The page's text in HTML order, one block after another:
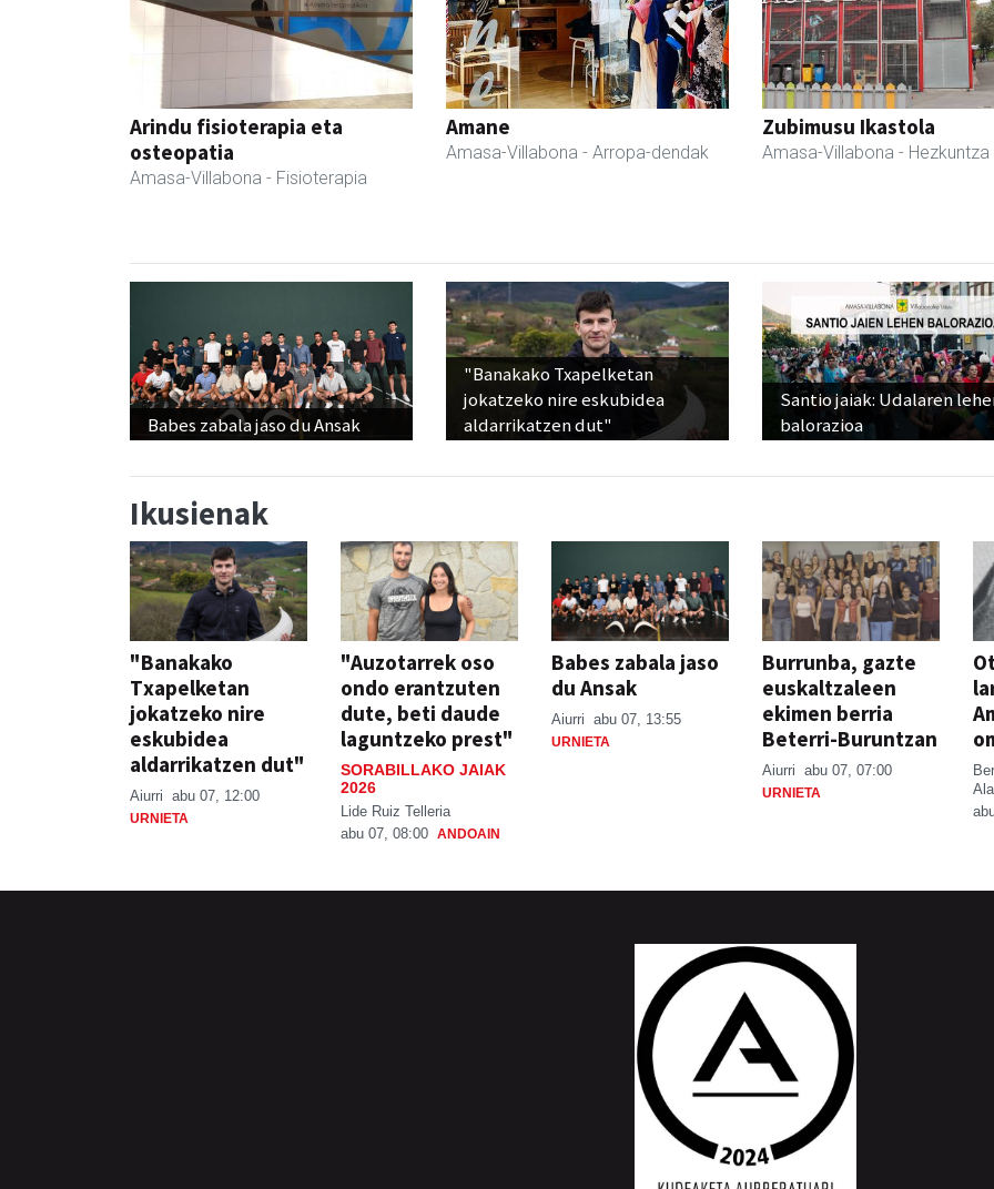
Arindu fisioterapia eta
osteopatia
Amasa-Villabona - Fisioterapia
Amane
Amasa-Villabona - Arropa-dendak
Zubimusu Ikastola
Amasa-Villabona - Hezkuntza
Babes zabala jaso du Ansak
"Banakako Txapelketan
jokatzeko nire eskubidea
aldarrikatzen dut"
Santio jaiak: Udalaren
balorazioa
Ikusienak
"Banakako
Txapelketan
jokatzeko nire
eskubidea
aldarrikatzen dut"
Aiurri abu 07, 12:00
URNIETA
"Auzotarrek oso
ondo erantzuten
dute, beti daude
laguntzeko prest"
SORABILLAKO JAIAK
2026
Lide Ruiz Telleria
abu 07, 08:00 ANDOAIN
Babes zabala jaso
du Ansak
Aiurri abu 07, 13:55
URNIETA
Burrunba, gazte
euskaltzaleen
ekimen berria
Beterri-Buruntzan
Aiurri abu 07, 07:00
URNIETA